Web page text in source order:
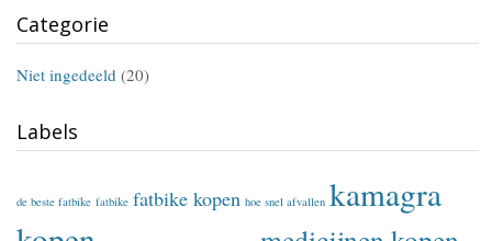
Categorie
Niet ingedeeld (20)
Labels
de beste fatbike fatbike fatbike kopen hoe snel afvallen kamagra